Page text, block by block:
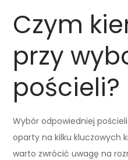
Czym
przy
pościeli?
Wybór odpowiedniej
oparty na kilku kluczowych
warto zwrócić uwagę na